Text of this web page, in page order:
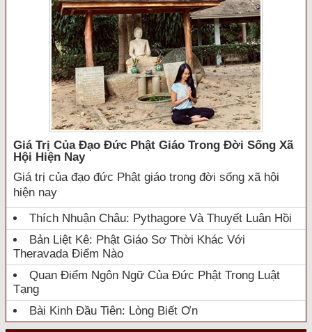
Giá Trị Của Đạo Đức Phật Giáo Trong Đời Sống Xã
Hội Hiện Nay
Giá trị của đạo đức Phật giáo trong đời sống xã hội
hiện nay
Thích Nhuận Châu: Pythagore Và Thuyết Luân Hồi
Bản Liệt Kê: Phật Giáo Sơ Thời Khác Với
Theravada Điểm Nào
Quan Điểm Ngôn Ngữ Của Đức Phật Trong Luật
Tạng
Bài Kinh Đầu Tiên: Lòng Biết Ơn